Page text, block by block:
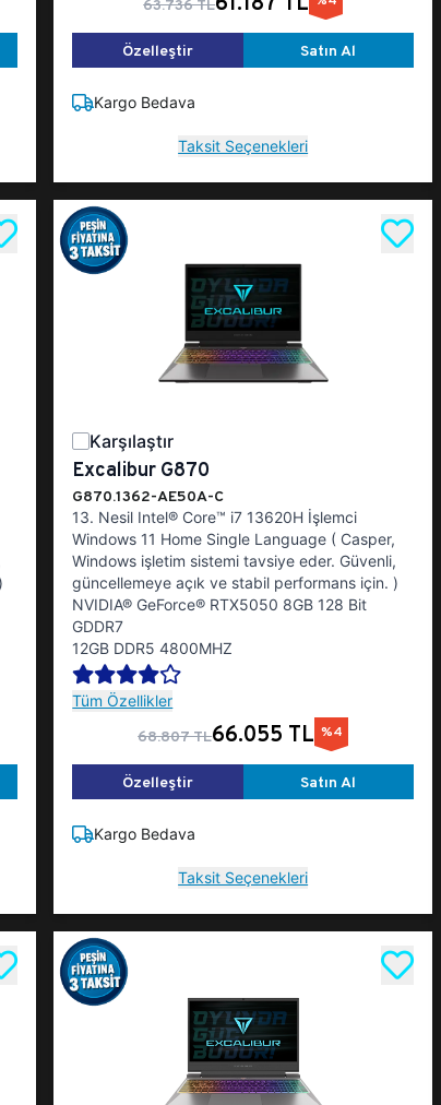
63.736 TL
Özelleştir Satın Al
Kargo Bedava
Taksit Seçenekleri
Karşılaştır
Excalibur G870
G870.1362-AE50A-C
13. Nesil Intel® Core™ i7 13620H İşlemci
Windows 11 Home Single Language ( Casper,
Windows işletim sistemi tavsiye eder. Güvenli,
güncellemeye açık ve stabil performans için. )
NVIDIA® GeForce® RTX5050 8GB 128 Bit
GDDR7
12GB DDR5 4800MHZ
Tüm Özellikler
68.807 TL66.055 TL %4
Özelleştir Satın Al
Kargo Bedava
Taksit Seçenekleri